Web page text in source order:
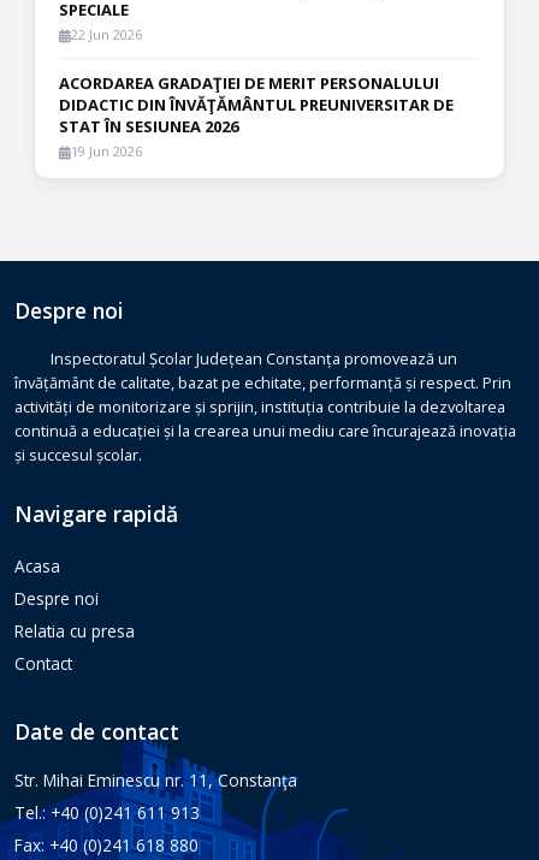
SPECIALE
22 Jun 2026
ACORDAREA GRADAŢIEI DE MERIT PERSONALULUI
DIDACTIC DIN ÎNVĂŢĂMÂNTUL PREUNIVERSITAR DE
STAT ÎN SESIUNEA 2026
19 Jun 2026
Despre noi
Inspectoratul Școlar Județean Constanța promovează un
învățământ de calitate, bazat pe echitate, performanță și respect. Prin
activități de monitorizare și sprijin, instituția contribuie la dezvoltarea
continuă a educației și la crearea unui mediu care încurajează inovația
și succesul școlar.
Navigare rapidă
Acasa
Despre noi
Relatia cu presa
Contact
Date de contact
Str. Mihai Eminescu nr. 11, Constanţa
Tel.: +40 (0)241 611 913
Fax: +40 (0)241 618 880